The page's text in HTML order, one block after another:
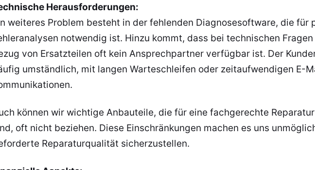
Herausforderungen:
weiteres Problem besteht in der fehlenden Diagnosesoftware, die für
notwendig ist. Hinzu kommt, dass bei technischen
von Ersatzteilen oft kein Ansprechpartner verfügbar ist. Der
umständlich, mit langen Warteschleifen oder zeitaufwendigen E-
können wir wichtige Anbauteile, die für eine fachgerechte
oft nicht beziehen. Diese Einschränkungen machen es uns
Reparaturqualität sicherzustellen.